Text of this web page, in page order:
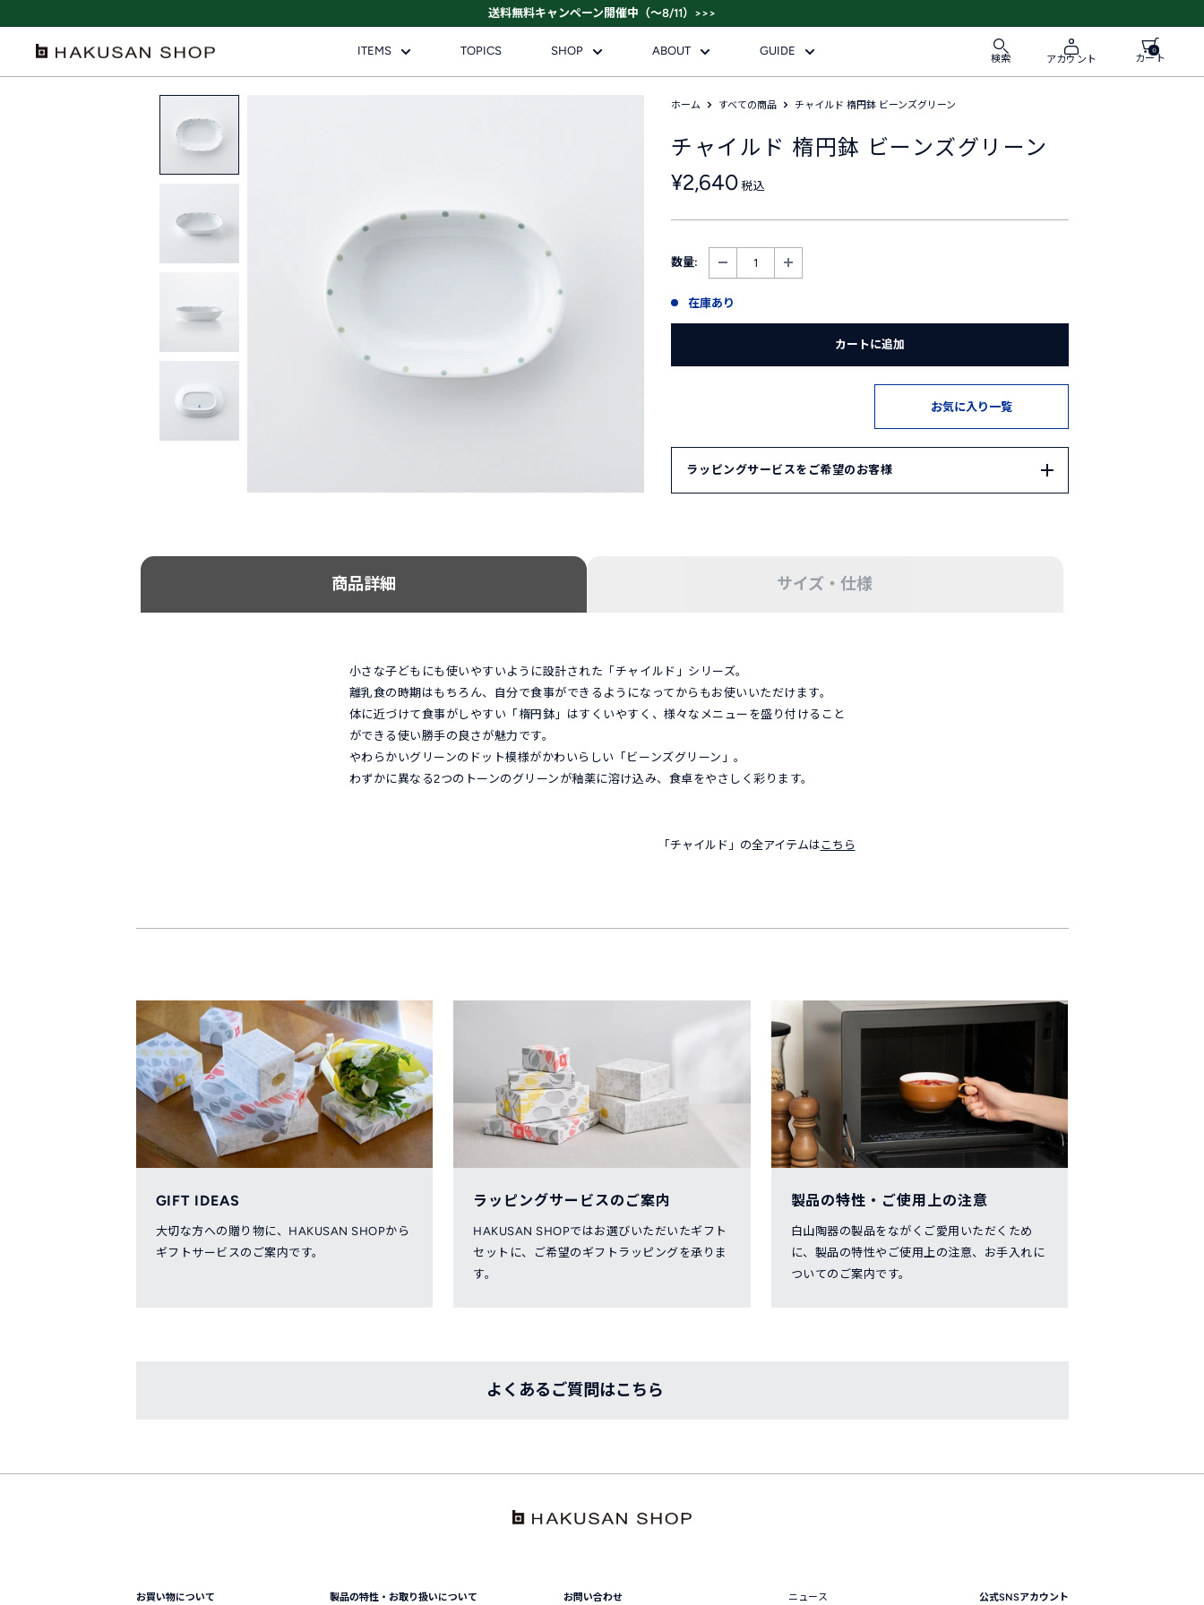
キ
プ
送料無料キャンペーン開催中（～8/11）>>>
HAKUSAN
SHOP
ITEMS TOPICS SHOP ABOUT GUIDE
検索 アカウント
0
カート
ホーム すべての商品 チャイルド 楕円鉢 ビーンズグリーン
チャイルド 楕円鉢 ビーンズグリーン
販
価
¥2,640 税込
数量:
在庫あり
カートに追加
お気に入り一覧
ラッピングサービスをご希望のお客様
希望の商品と併せて以下のギフトボックスをご注文ください。
ギフトボックス単品のページは
に追加していただけます。
商品詳細 サイズ・仕様
小さな子どもにも使いやすいように設計された「チャイルド」シリーズ。
離乳食の時期はもちろん、自分で食事ができるようになってからもお使いいただけます。
体に近づけて食事がしやすい「楕円鉢」はすくいやすく、様々なメニューを盛り付けること
ができる使い勝手の良さが魅力です。
やわらかいグリーンのドット模様がかわいらしい「ビーンズグリーン」。
わずかに異なる2つのトーンのグリーンが釉薬に溶け込み、食卓をやさしく彩ります。
「チャイルド」の全アイテムは こちら
GIFT IDEAS
大切な方への贈り物に、HAKUSAN SHOPから
ギフトサービスのご案内です。
ラッピングサービスのご案内
HAKUSAN SHOPではお選びいただいたギフト
セットに、ご希望のギフトラッピングを承りま
す。
製品の特性・ご使用上の注意
白山陶器の製品をながくご愛用いただくため
に、製品の特性やご使用上の注意、お手入れに
ついてのご案内です。
よくあるご質問はこちら
お買い物について 製品の特性・お取り扱いについて お問い合わせ ニュース 公式SNSアカウント